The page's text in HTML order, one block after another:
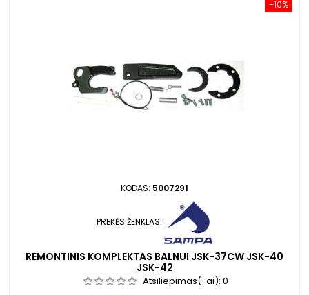
−10%
KODAS: 5007291
PREKĖS ŽENKLAS:
REMONTINIS KOMPLEKTAS BALNUI JSK-37CW JSK-40
JSK-42
Atsiliepimas(-ai): 0